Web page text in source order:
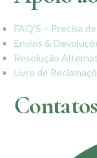
FAQ’S – Precisa
Envios &
Resolução
Livro de
Contatos